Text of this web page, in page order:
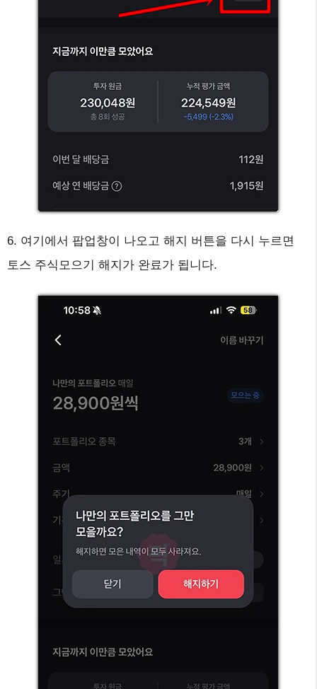
6. 여기에서 팝업창이 나오고 해지 버튼을 다시 누르면
토스 주식모으기 해지가 완료가 됩니다.